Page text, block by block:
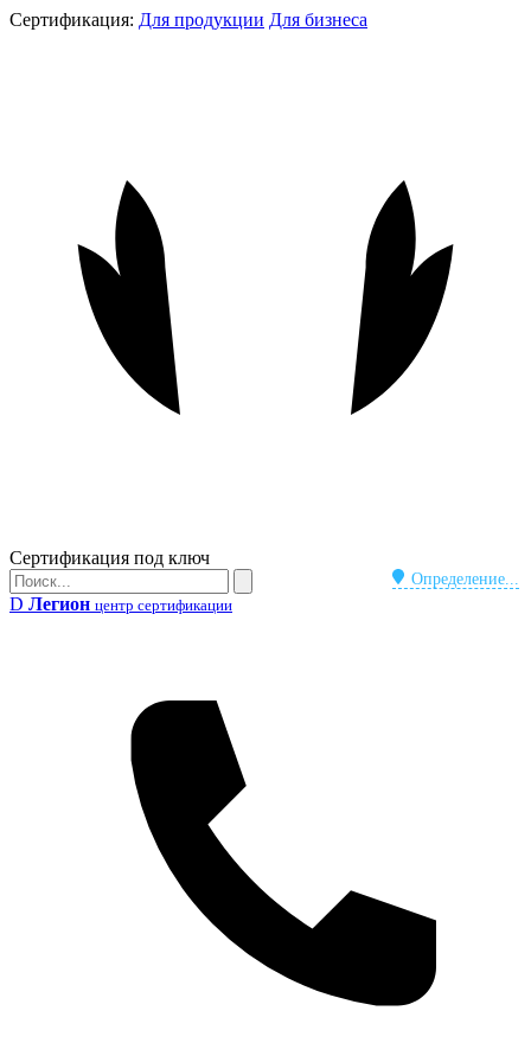
Сертификация: Для продукции Для бизнеса
Бейдж
Сертификация под ключ
Определение...
Поиск
Поиск
D Легион центр сертификации